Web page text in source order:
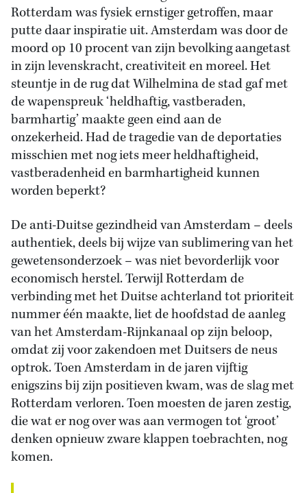
Rotterdam was fysiek ernstiger getroffen, maar
putte daar inspiratie uit. Amsterdam was door de
moord op 10 procent van zijn bevolking aangetast
in zijn levenskracht, creativiteit en moreel. Het
steuntje in de rug dat Wilhelmina de stad gaf met
de wapenspreuk ‘heldhaftig, vastberaden,
barmhartig’ maakte geen eind aan de
onzekerheid. Had de tragedie van de deportaties
misschien met nog iets meer heldhaftigheid,
vastberadenheid en barmhartigheid kunnen
worden beperkt?
De anti-Duitse gezindheid van Amsterdam – deels
authentiek, deels bij wijze van sublimering van het
gewetensonderzoek – was niet bevorderlijk voor
economisch herstel. Terwijl Rotterdam de
verbinding met het Duitse achterland tot prioriteit
nummer één maakte, liet de hoofdstad de aanleg
van het Amsterdam-Rijnkanaal op zijn beloop,
omdat zij voor zakendoen met Duitsers de neus
optrok. Toen Amsterdam in de jaren vijftig
enigszins bij zijn positieven kwam, was de slag met
Rotterdam verloren. Toen moesten de jaren zestig,
die wat er nog over was aan vermogen tot ‘groot’
denken opnieuw zware klappen toebrachten, nog
komen.